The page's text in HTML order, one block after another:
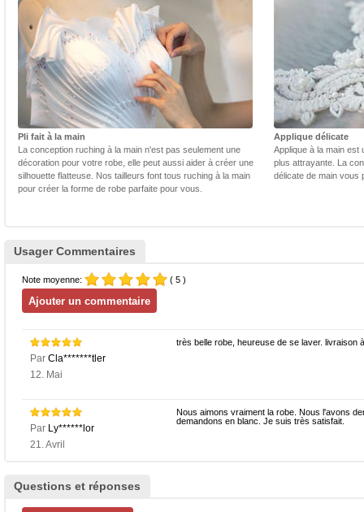
Pli fait à la main
La conception ruching à la main n'est pas seulement une
décoration pour votre robe, elle peut aussi aider à créer une
silhouette flatteuse. Nos tailleurs font tous ruching à la main
pour créer la forme de robe parfaite pour vous.
Applique délicate
Applique à la main est
plus attrayante. La
délicate de main vous
Usager Commentaires
Note moyenne: ( 5 )
Par Cla*******tler
12. Mai
très belle robe, heureuse de se laver.
Par Ly******lor
21. Avril
Nous aimons vraiment la robe. Nous l'avons
demandons en blanc. Je suis très satisfait.
Questions et réponses